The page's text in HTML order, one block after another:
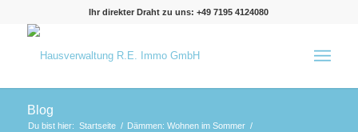
Ihr direkter Draht zu uns: +49 7195 4124080
Blog
Du bist hier: Startseite / Dämmen: Wohnen im Sommer /